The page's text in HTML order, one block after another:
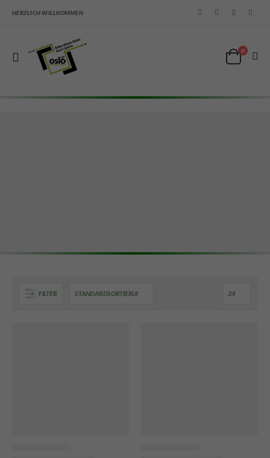
HERZLICH WILLKOMMEN
0
FILTER